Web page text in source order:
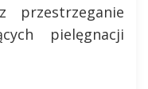
przestrzeganie
pielęgnacji